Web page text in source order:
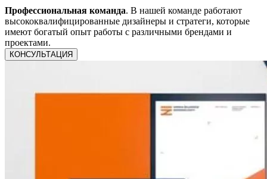
Профессиональная команда. В нашей команде работают
высококвалифицированные дизайнеры и стратеги, которые
имеют богатый опыт работы с различными брендами и
проектами.
КОНСУЛЬТАЦИЯ